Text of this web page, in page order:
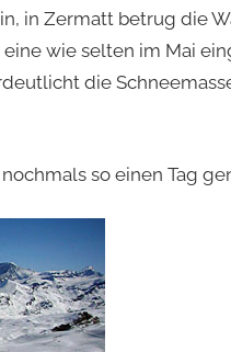
in Zermatt betrug die
wie selten im Mai
die
so einen Tag